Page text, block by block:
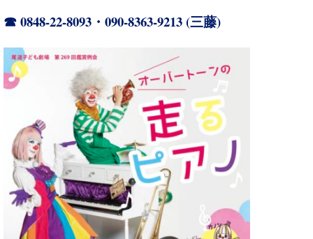
☎ 0848-22-8093・090-8363-9213 (三藤)